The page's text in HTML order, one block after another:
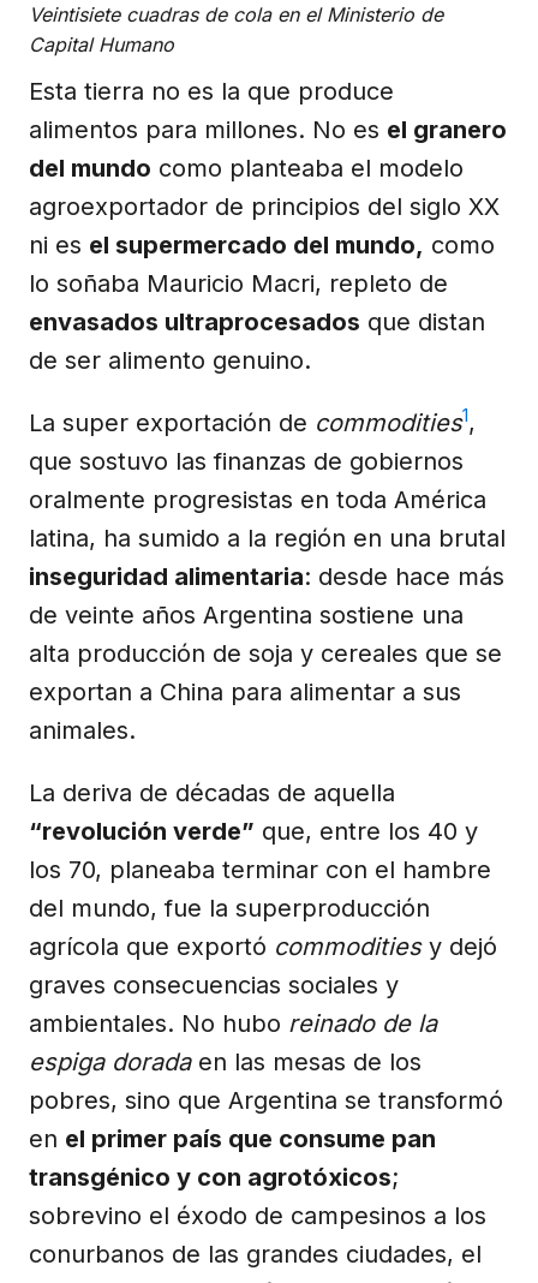
Veintisiete cuadras de cola en el Ministerio de
Capital Humano
Esta tierra no es la que produce
alimentos para millones. No es el granero
del mundo como planteaba el modelo
agroexportador de principios del siglo XX
ni es el supermercado del mundo, como
lo soñaba Mauricio Macri, repleto de
envasados ultraprocesados que distan
de ser alimento genuino.
La super exportación de commodities1,
que sostuvo las finanzas de gobiernos
oralmente progresistas en toda América
latina, ha sumido a la región en una brutal
inseguridad alimentaria: desde hace más
de veinte años Argentina sostiene una
alta producción de soja y cereales que se
exportan a China para alimentar a sus
animales.
La deriva de décadas de aquella
“revolución verde” que, entre los 40 y
los 70, planeaba terminar con el hambre
del mundo, fue la superproducción
agrícola que exportó commodities y dejó
graves consecuencias sociales y
ambientales. No hubo reinado de la
espiga doradaen las mesas de los
pobres, sino que Argentina se transformó
en el primer país que consume pan
transgénico y con agrotóxicos;
sobrevino el éxodo de campesinos a los
conurbanos de las grandes ciudades, el